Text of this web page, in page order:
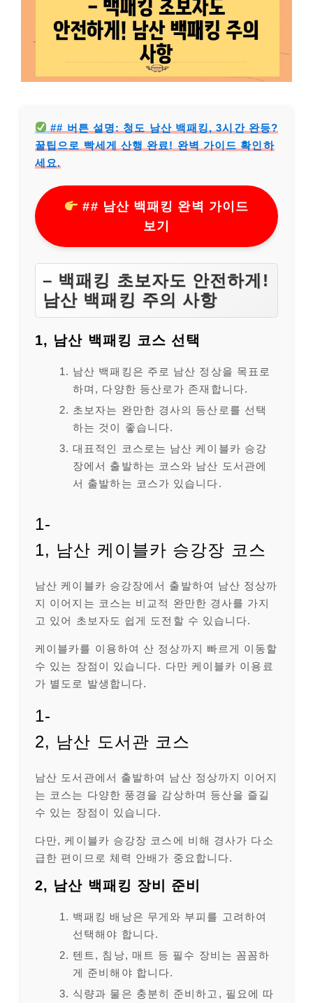
## 버튼 설명: 청도 남산 백패킹, 3시간 완등?
꿀팁으로 빡세게 산행 완료! 완벽 가이드 확인하
세요.
## 남산 백패킹 완벽 가이드
보기
– 백패킹 초보자도 안전하게!
남산 백패킹 주의 사항
1, 남산 백패킹 코스 선택
남산 백패킹은 주로 남산 정상을 목표로
하며, 다양한 등산로가 존재합니다.
초보자는 완만한 경사의 등산로를 선택
하는 것이 좋습니다.
대표적인 코스로는 남산 케이블카 승강
장에서 출발하는 코스와 남산 도서관에
서 출발하는 코스가 있습니다.
1-
1, 남산 케이블카 승강장 코스
남산 케이블카 승강장에서 출발하여 남산 정상까
지 이어지는 코스는 비교적 완만한 경사를 가지
고 있어 초보자도 쉽게 도전할 수 있습니다.
케이블카를 이용하여 산 정상까지 빠르게 이동할
수 있는 장점이 있습니다. 다만 케이블카 이용료
가 별도로 발생합니다.
1-
2, 남산 도서관 코스
남산 도서관에서 출발하여 남산 정상까지 이어지
는 코스는 다양한 풍경을 감상하며 등산을 즐길
수 있는 장점이 있습니다.
다만, 케이블카 승강장 코스에 비해 경사가 다소
급한 편이므로 체력 안배가 중요합니다.
2, 남산 백패킹 장비 준비
백패킹 배낭은 무게와 부피를 고려하여
선택해야 합니다.
텐트, 침낭, 매트 등 필수 장비는 꼼꼼하
게 준비해야 합니다.
식량과 물은 충분히 준비하고, 필요에 따